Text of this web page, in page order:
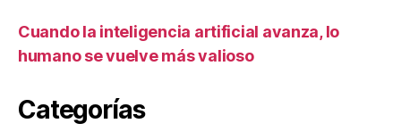
Cuando la inteligencia artificial avanza, lo
humano se vuelve más valioso
Categorías